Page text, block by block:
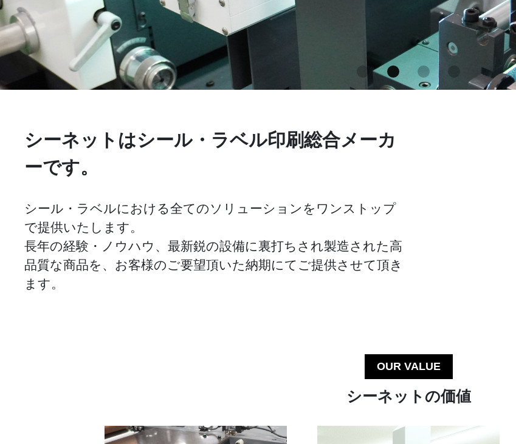
シーネットはシール・ラベル印刷総合メーカ
ーです。
シール・ラベルにおける全てのソリューションをワンストップ
で提供いたします。
長年の経験・ノウハウ、最新鋭の設備に裏打ちされ製造された高
品質な商品を、お客様のご要望頂いた納期にてご提供させて頂き
ます。
OUR VALUE
シーネットの価値